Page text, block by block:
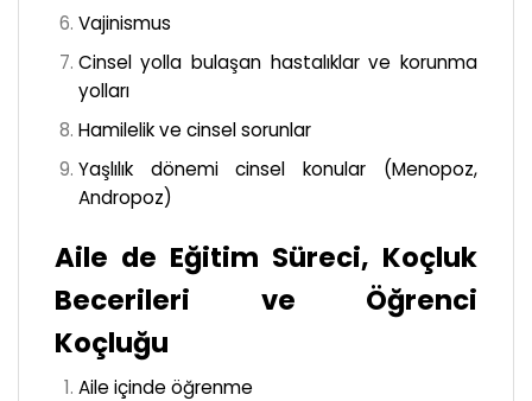
Vajinismus
Cinsel yolla bulaşan hastalıklar ve korunma
yolları
Hamilelik ve cinsel sorunlar
Yaşlılık dönemi cinsel konular (Menopoz,
Andropoz)
Aile de Eğitim Süreci, Koçluk
Becerileri ve Öğrenci
Koçluğu
Aile içinde öğrenme